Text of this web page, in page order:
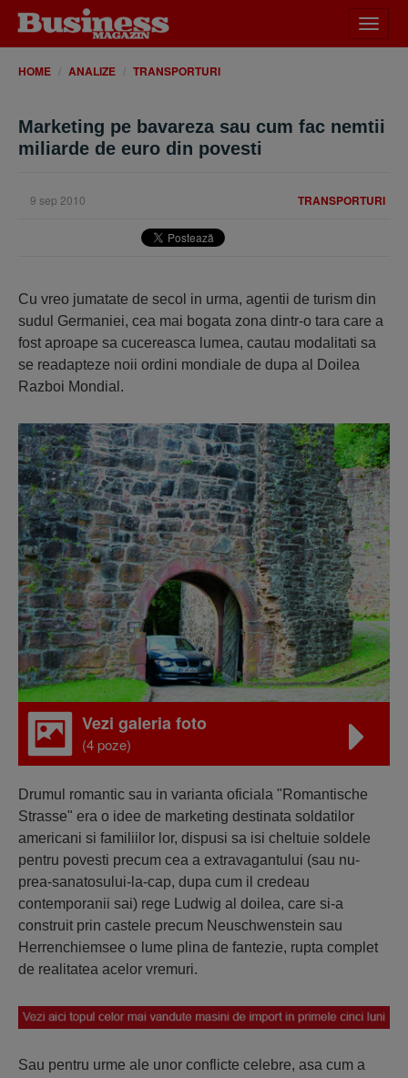
meniu
HOME ANALIZE TRANSPORTURI
Marketing pe bavareza sau cum fac nemtii
miliarde de euro din povesti
TRANSPORTURI
9 sep 2010
Cu vreo jumatate de secol in urma, agentii de turism din
sudul Germaniei, cea mai bogata zona dintr-o tara care a
fost aproape sa cucereasca lumea, cautau modalitati sa
se readapteze noii ordini mondiale de dupa al Doilea
Razboi Mondial.
Vezi galeria foto
(4 poze)
Drumul romantic sau in varianta oficiala "Romantische
Strasse" era o idee de marketing destinata soldatilor
americani si familiilor lor, dispusi sa isi cheltuie soldele
pentru povesti precum cea a extravagantului (sau nu-
prea-sanatosului-la-cap, dupa cum il credeau
contemporanii sai) rege Ludwig al doilea, care si-a
construit prin castele precum Neuschwenstein sau
Herrenchiemsee o lume plina de fantezie, rupta complet
de realitatea acelor vremuri.
Sau pentru urme ale unor conflicte celebre, asa cum a